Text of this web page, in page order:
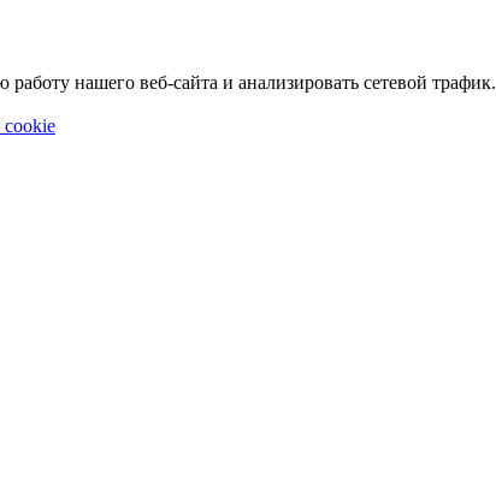
нашего веб-сайта и анализировать сетевой трафик.
cookie